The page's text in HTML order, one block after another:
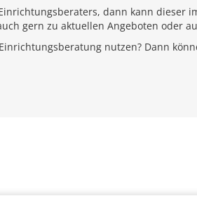
dann kann
gern zu aktuellen Angeboten oder
nutzen? Dann